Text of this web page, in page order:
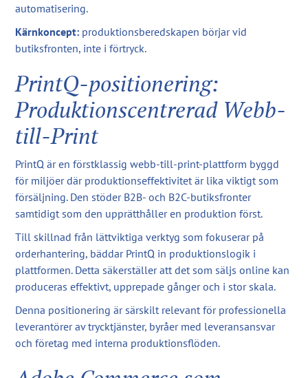
automatisering.
Kärnkoncept: produktionsberedskapen börjar vid
butiksfronten, inte i förtryck.
PrintQ-positionering:
Produktionscentrerad Webb-
till-Print
PrintQ är en förstklassig webb-till-print-plattform byggd
för miljöer där produktionseffektivitet är lika viktigt som
försäljning. Den stöder B2B- och B2C-butiksfronter
samtidigt som den upprätthåller en produktion först.
Till skillnad från lättviktiga verktyg som fokuserar på
orderhantering, bäddar PrintQ in produktionslogik i
plattformen. Detta säkerställer att det som säljs online kan
produceras effektivt, upprepade gånger och i stor skala.
Denna positionering är särskilt relevant för professionella
leverantörer av trycktjänster, byråer med leveransansvar
och företag med interna produktionsflöden.